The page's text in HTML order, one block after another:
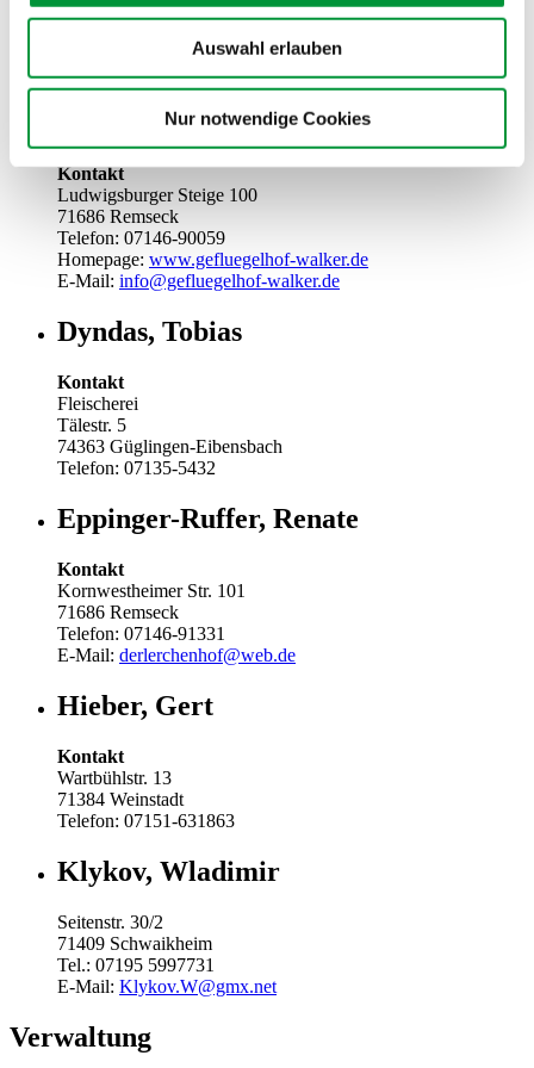
Auswahl erlauben
Nur notwendige Cookies
Obst & Gemüse
Bauern- und Geflügelhof Walker
Kontakt
Ludwigsburger Steige 100
71686 Remseck
Telefon: 07146-90059
Homepage: www.gefluegelhof-walker.de
E-Mail: info@gefluegelhof-walker.de
Dyndas, Tobias
Kontakt
Fleischerei
Tälestr. 5
74363 Güglingen-Eibensbach
Telefon: 07135-5432
Eppinger-Ruffer, Renate
Kontakt
Kornwestheimer Str. 101
71686 Remseck
Telefon: 07146-91331
E-Mail: derlerchenhof@web.de
Hieber, Gert
Kontakt
Wartbühlstr. 13
71384 Weinstadt
Telefon: 07151-631863
Klykov, Wladimir
Seitenstr. 30/2
71409 Schwaikheim
Tel.: 07195 5997731
E-Mail: Klykov.W@gmx.net
Verwaltung